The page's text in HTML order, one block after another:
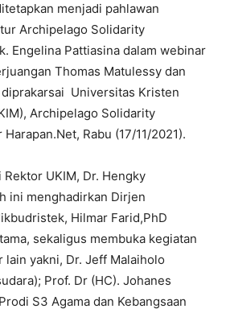
menjadi pahlawan
Archipelago Solidarity
Engelina Pattiasina dalam webinar
Thomas Matulessy dan
diprakarsai Universitas Kristen
Archipelago Solidarity
Rabu (17/11/2021).
UKIM, Dr. Hengky
ini menghadirkan Dirjen
Hilmar Farid,PhD
sekaligus membuka kegiatan
lain yakni, Dr. Jeff Malaiholo
Prof. Dr (HC). Johanes
S3 Agama dan Kebangsaan